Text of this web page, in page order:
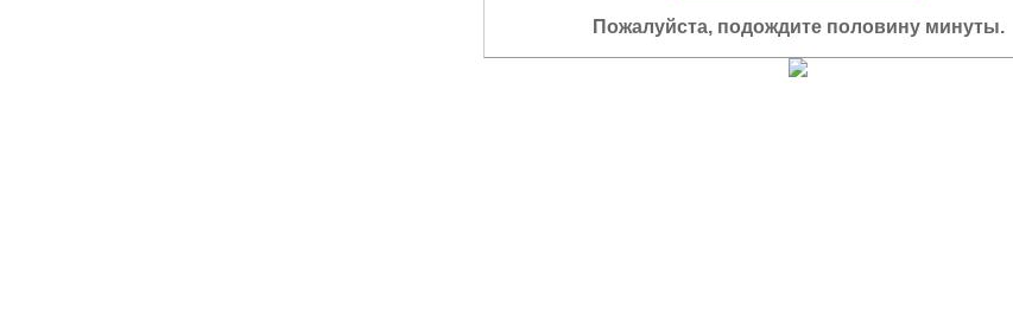
Пожалуйста, подождите половину минуты.